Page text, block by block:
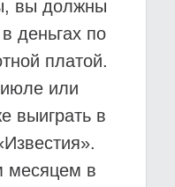
вы должны
деньгах по
платой.
или
выиграть в
месяцем в